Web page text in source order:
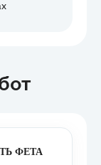
ФЕТА